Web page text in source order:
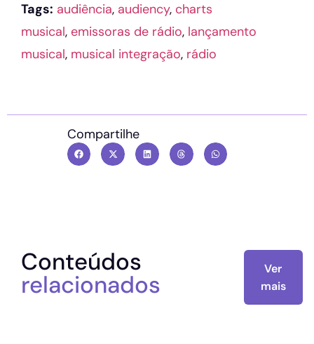
Tags: audiência, audiency, charts
musical, emissoras de rádio, lançamento
musical, musical integração, rádio
Compartilhe
Conteúdos
relacionados
Ver
mais